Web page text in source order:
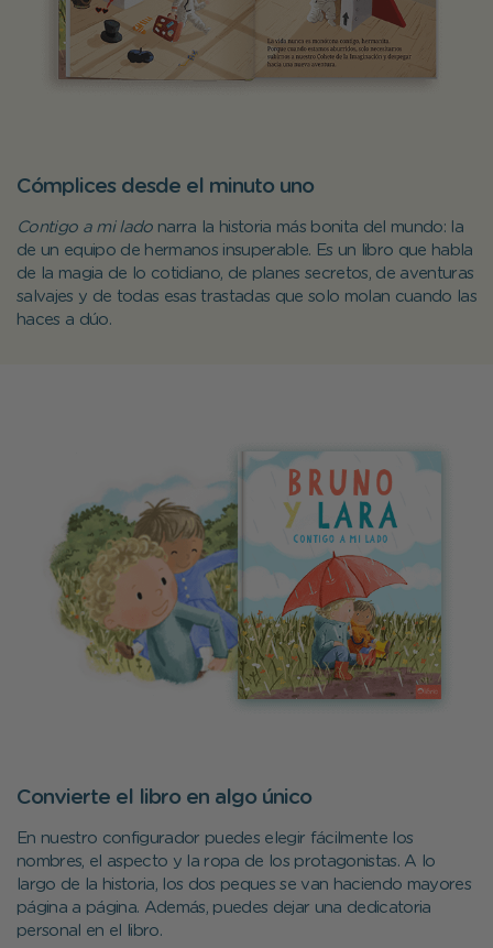
Cómplices desde el minuto uno
Contigo a mi ladonarra la historia más bonita del mundo: la
de un equipo de hermanos insuperable. Es un libro que habla
de la magia de lo cotidiano, de planes secretos, de aventuras
salvajes y de todas esas trastadas que solo molan cuando las
haces a dúo.
Convierte el libro en algo único
En nuestro configurador puedes elegir fácilmente los
nombres, el aspecto y la ropa de los protagonistas. A lo
largo de la historia, los dos peques se van haciendo mayores
página a página. Además, puedes dejar una dedicatoria
personal en el libro.